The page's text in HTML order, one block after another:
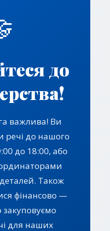
до
важлива! Ви
речі до нашого
до 18:00, або
Також
фінансово —
для наших